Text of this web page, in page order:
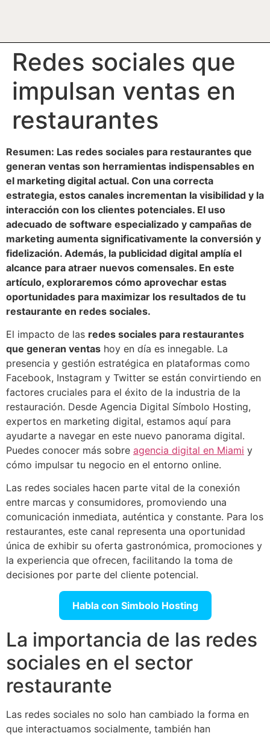
Redes sociales que
impulsan ventas en
restaurantes
Resumen: Las redes sociales para restaurantes que
generan ventas son herramientas indispensables en
el marketing digital actual. Con una correcta
estrategia, estos canales incrementan la visibilidad y la
interacción con los clientes potenciales. El uso
adecuado de software especializado y campañas de
marketing aumenta significativamente la conversión y
fidelización. Además, la publicidad digital amplía el
alcance para atraer nuevos comensales. En este
artículo, exploraremos cómo aprovechar estas
oportunidades para maximizar los resultados de tu
restaurante en redes sociales.
El impacto de las redes sociales para restaurantes
que generan ventas hoy en día es innegable. La
presencia y gestión estratégica en plataformas como
Facebook, Instagram y Twitter se están convirtiendo en
factores cruciales para el éxito de la industria de la
restauración. Desde Agencia Digital Símbolo Hosting,
expertos en marketing digital, estamos aquí para
ayudarte a navegar en este nuevo panorama digital.
Puedes conocer más sobre agencia digital en Miami y
cómo impulsar tu negocio en el entorno online.
Las redes sociales hacen parte vital de la conexión
entre marcas y consumidores, promoviendo una
comunicación inmediata, auténtica y constante. Para los
restaurantes, este canal representa una oportunidad
única de exhibir su oferta gastronómica, promociones y
la experiencia que ofrecen, facilitando la toma de
decisiones por parte del cliente potencial.
Habla con Simbolo Hosting
La importancia de las redes
sociales en el sector
restaurante
Las redes sociales no solo han cambiado la forma en
que interactuamos socialmente, también han